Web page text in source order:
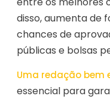
disso, aumenta de
chances de
públicas e bolsas
Uma redação bem
essencial para